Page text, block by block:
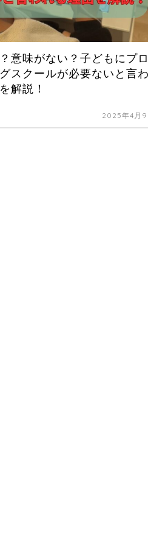
意味がない？子どもにプロ
スクールが必要ないと言わ
解説！
2025年4月9